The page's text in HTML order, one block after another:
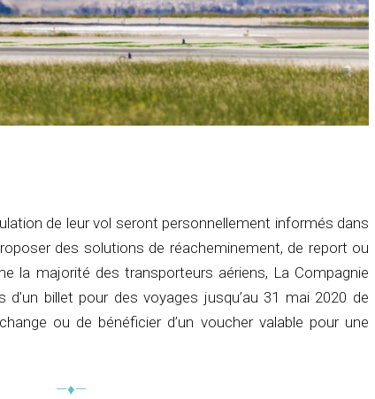
de leur vol seront personnellement informés dans
des solutions de réacheminement, de report ou
la majorité des transporteurs aériens, La Compagnie
billet pour des voyages jusqu’au 31 mai 2020 de
ou de bénéficier d’un voucher valable pour une
—♦—